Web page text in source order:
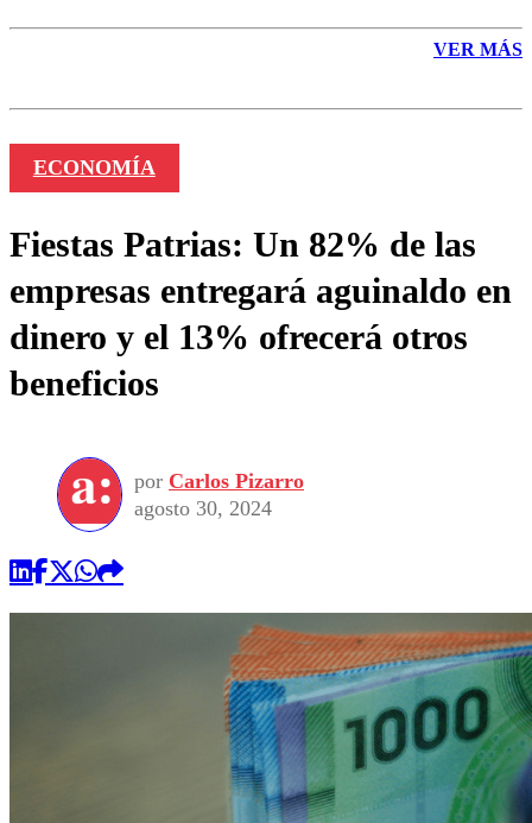
VER MÁS
ECONOMÍA
Fiestas Patrias: Un 82% de las
empresas entregará aguinaldo en
dinero y el 13% ofrecerá otros
beneficios
por Carlos Pizarro
agosto 30, 2024